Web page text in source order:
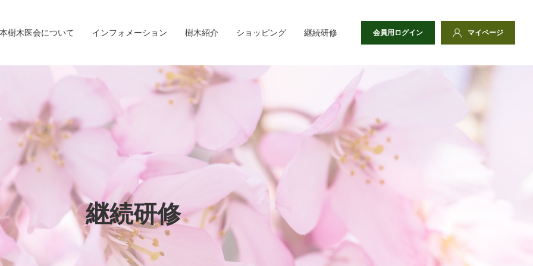
樹木医会について インフォメーション 樹木紹介 ショッピング 継続研修 会員用ログイン マイページ
継続研修